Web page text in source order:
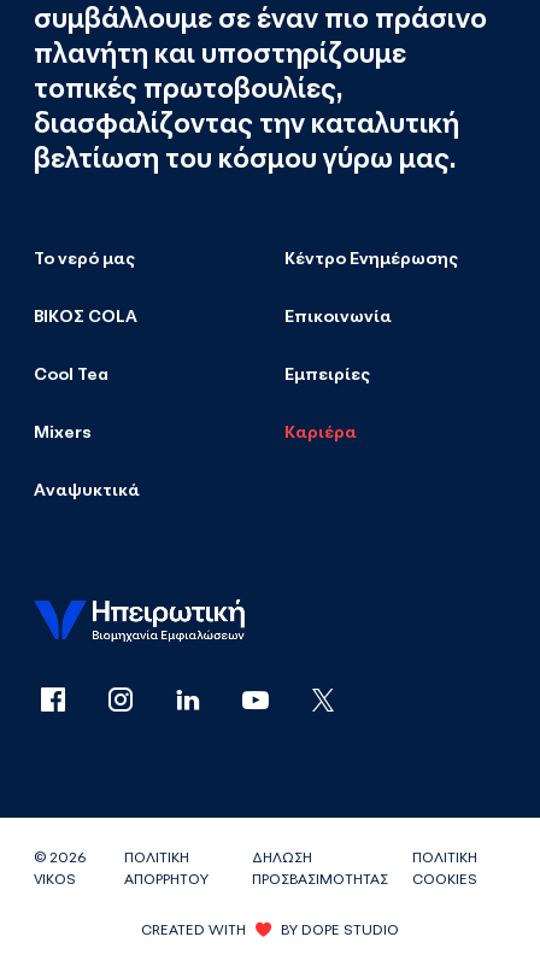
συμβάλλουμε σε έναν πιο πράσινο
πλανήτη και υποστηρίζουμε
τοπικές πρωτοβουλίες,
διασφαλίζοντας την καταλυτική
βελτίωση του κόσμου γύρω μας.
Το νερό μας
ΒΙΚΟΣ COLA
Cool Tea
Mixers
Αναψυκτικά
Κέντρο Ενημέρωσης
Επικοινωνία
Εμπειρίες
Καριέρα
© 2026
VIKOS
ΠΟΛΙΤΙΚΗ
ΑΠΟΡΡΗΤΟΥ
ΔΗΛΩΣΗ
ΠΡΟΣΒΑΣΙΜΟΤΗΤΑΣ
ΠΟΛΙΤΙΚΗ
COOKIES
CREATED WITH BY DOPE STUDIO